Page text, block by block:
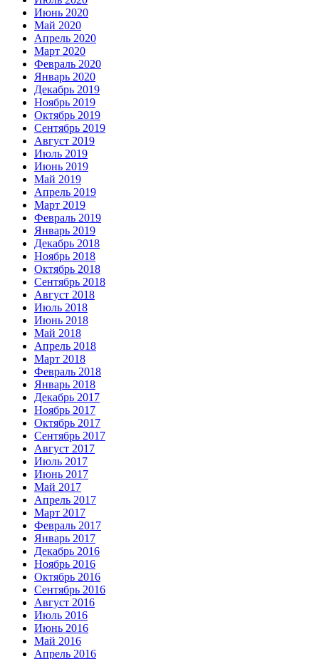
Июнь 2020
Май 2020
Апрель 2020
Март 2020
Февраль 2020
Январь 2020
Декабрь 2019
Ноябрь 2019
Октябрь 2019
Сентябрь 2019
Август 2019
Июль 2019
Июнь 2019
Май 2019
Апрель 2019
Март 2019
Февраль 2019
Январь 2019
Декабрь 2018
Ноябрь 2018
Октябрь 2018
Сентябрь 2018
Август 2018
Июль 2018
Июнь 2018
Май 2018
Апрель 2018
Март 2018
Февраль 2018
Январь 2018
Декабрь 2017
Ноябрь 2017
Октябрь 2017
Сентябрь 2017
Август 2017
Июль 2017
Июнь 2017
Май 2017
Апрель 2017
Март 2017
Февраль 2017
Январь 2017
Декабрь 2016
Ноябрь 2016
Октябрь 2016
Сентябрь 2016
Август 2016
Июль 2016
Июнь 2016
Май 2016
Апрель 2016